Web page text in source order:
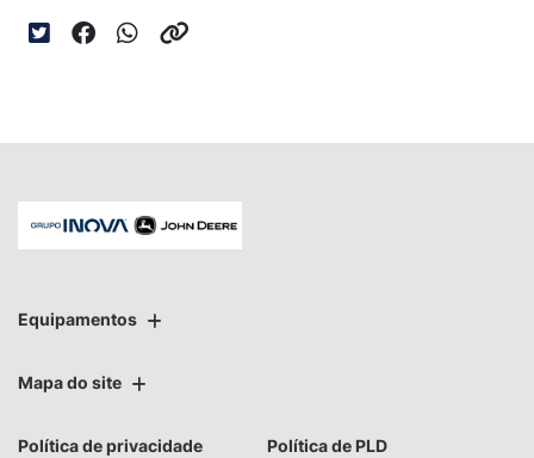
Equipamentos
Mapa do site
Política de privacidade Política de PLD